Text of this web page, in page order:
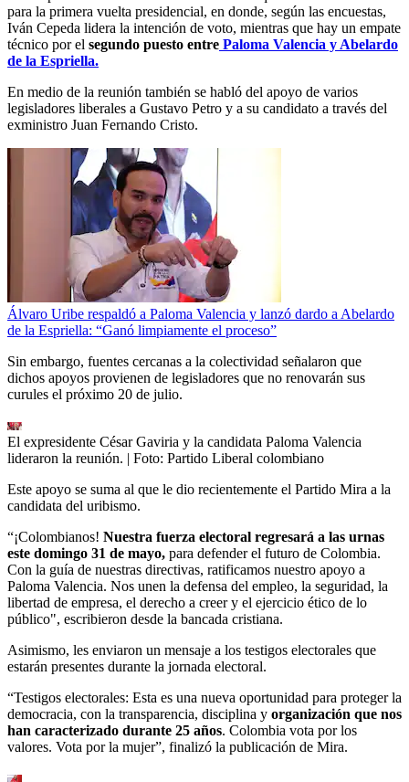
para la primera vuelta presidencial, en donde, según las encuestas,
Iván Cepeda lidera la intención de voto, mientras que hay un empate
técnico por el segundo puesto entre Paloma Valencia y Abelardo
de la Espriella.
En medio de la reunión también se habló del apoyo de varios
legisladores liberales a Gustavo Petro y a su candidato a través del
exministro Juan Fernando Cristo.
Álvaro Uribe respaldó a Paloma Valencia y lanzó dardo a Abelardo
de la Espriella: “Ganó limpiamente el proceso”
Sin embargo, fuentes cercanas a la colectividad señalaron que
dichos apoyos provienen de legisladores que no renovarán sus
curules el próximo 20 de julio.
El expresidente César Gaviria y la candidata Paloma Valencia
lideraron la reunión. | Foto: Partido Liberal colombiano
Este apoyo se suma al que le dio recientemente el Partido Mira a la
candidata del uribismo.
“¡Colombianos! Nuestra fuerza electoral regresará a las urnas
este domingo 31 de mayo, para defender el futuro de Colombia.
Con la guía de nuestras directivas, ratificamos nuestro apoyo a
Paloma Valencia. Nos unen la defensa del empleo, la seguridad, la
libertad de empresa, el derecho a creer y el ejercicio ético de lo
público", escribieron desde la bancada cristiana.
Asimismo, les enviaron un mensaje a los testigos electorales que
estarán presentes durante la jornada electoral.
“Testigos electorales: Esta es una nueva oportunidad para proteger la
democracia, con la transparencia, disciplina y organización que nos
han caracterizado durante 25 años. Colombia vota por los
valores. Vota por la mujer”, finalizó la publicación de Mira.